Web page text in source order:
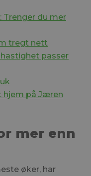
du mer
tregt nett
passer
hjem på Jæren
mer enn
øker, har